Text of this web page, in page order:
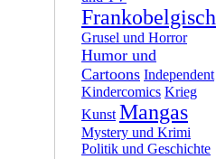
Frankobelgisch
Grusel und Horror
Humor und
Cartoons Independent
Kindercomics Krieg
Kunst Mangas
Mystery und Krimi
Politik und Geschichte